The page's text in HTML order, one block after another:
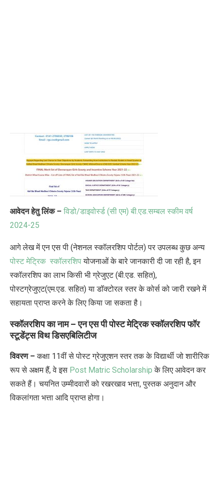
आवेदन हेतु लिंक – विडो/डाइवोर्स्ड (सी एम) बी.एड.सम्बल स्कीम वर्ष
2024-25
आगे लेख में एन एस पी (नेशनल स्कॉलरशिप पोर्टल) पर उपलब्ध कुछ अन्य
पोस्ट मेट्रिक स्कॉलरशिपयोजनाओं के बारे जानकारी दी जा रही है, इन
स्कॉलरशिप का लाभ किसी भी ग्रेजुएट (बी.एड. सहित),
पोस्टग्रेजुएट(एम.एड. सहित) या डॉक्टोरल स्तर के कोर्स को जारी रखने में
सहायता प्राप्त करने के लिए किया जा सकता है।
स्कॉलरशिप का नाम – एन एस पी पोस्ट मेट्रिक स्कॉलरशिप फॉर
स्टूडेंट्स विथडिसएबिलिटीज
विवरण – कक्षा 11वीं से पोस्ट ग्रेजुएशन स्तर तक के विद्यार्थी जो शारीरिक
रूप से अक्षम हैं, वे इस Post Matric Scholarship के लिए आवेदन कर
सकते हैं। चयनित उम्मीदवारों को रखरखाव भत्ता, पुस्तक अनुदान और
विकलांगता भत्ता आदि प्राप्त होगा।